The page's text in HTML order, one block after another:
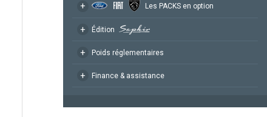
+ Les PACKS en option
+ Édition
+ Poids réglementaires
+ Finance & assistance